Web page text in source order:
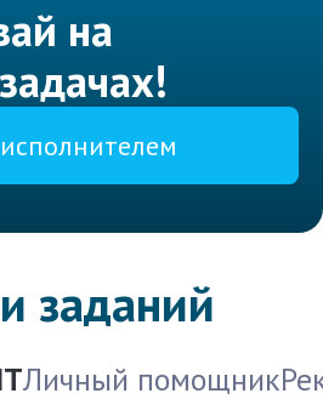
на
заданий
Личный помощник